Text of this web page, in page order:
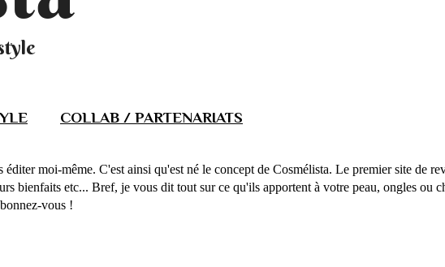
COLLAB / PARTENARIATS
moi-même. C'est ainsi qu'est né le concept de Cosmélista. Le premier site de
bienfaits etc... Bref, je vous dit tout sur ce qu'ils apportent à votre peau, ongles ou
vous !